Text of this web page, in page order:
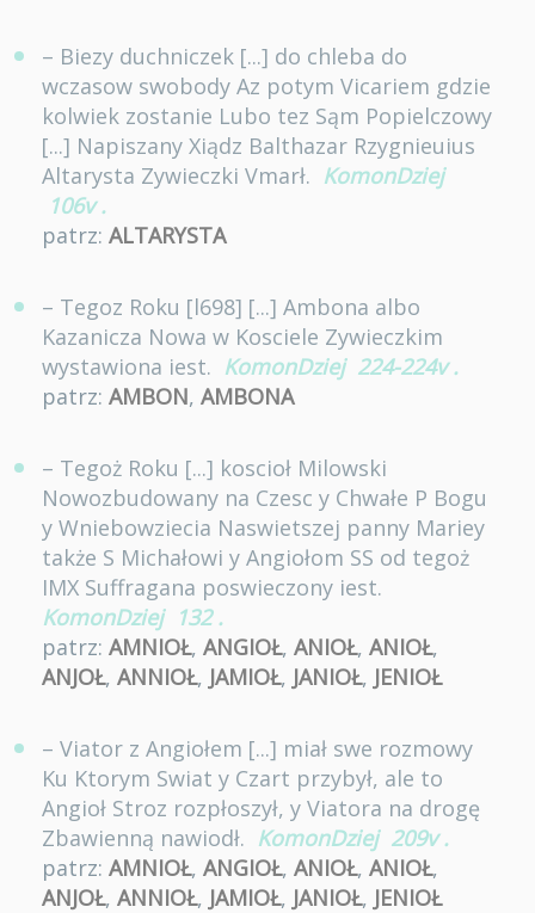
– Biezy duchniczek [...] do chleba do
wczasow swobody Az potym Vicariem gdzie
kolwiek zostanie Lubo tez Sąm Popielczowy
[...] Napiszany Xiądz Balthazar Rzygnieuius
Altarysta Zywieczki Vmarł. KomonDziej
106v .
patrz: ALTARYSTA
– Tegoz Roku [l698] [...] Ambona albo
Kazanicza Nowa w Kosciele Zywieczkim
wystawiona iest. KomonDziej 224-224v .
patrz: AMBON, AMBONA
– Tegoż Roku [...] koscioł Milowski
Nowozbudowany na Czesc y Chwałe P Bogu
y Wniebowziecia Naswietszej panny Mariey
także S Michałowi y Angiołom SS od tegoż
IMX Suffragana poswieczony iest.
KomonDziej 132 .
patrz: AMNIOŁ, ANGIOŁ, ANIOŁ, ANIOŁ,
ANJOŁ, ANNIOŁ, JAMIOŁ, JANIOŁ, JENIOŁ
– Viator z Angiołem [...] miał swe rozmowy
Ku Ktorym Swiat y Czart przybył, ale to
Angioł Stroz rozpłoszył, y Viatora na drogę
Zbawienną nawiodł. KomonDziej 209v .
patrz: AMNIOŁ, ANGIOŁ, ANIOŁ, ANIOŁ,
ANJOŁ, ANNIOŁ, JAMIOŁ, JANIOŁ, JENIOŁ